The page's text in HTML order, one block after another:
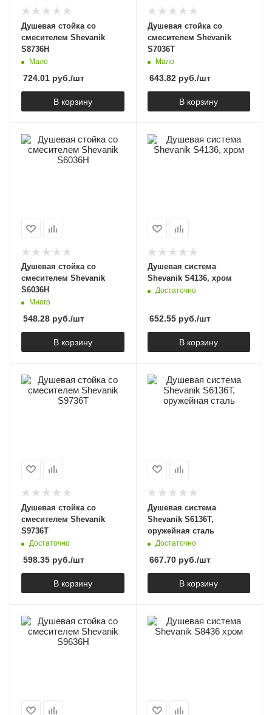
Душевая стойка со
смесителем Shevanik
S8736H
Мало
724.01 руб./шт
В корзину
Душевая стойка со
смесителем Shevanik
S7036T
Мало
643.82руб./шт
В корзину
Душевая стойка со
смесителем Shevanik
S6036H
Много
548.28 руб./шт
В корзину
Душевая система
Shevanik S4136, хром
Достаточно
652.55руб./шт
В корзину
Душевая стойка со
смесителем Shevanik
S9736T
Достаточно
598.35 руб./шт
В корзину
Душевая система
Shevanik S6136T,
оружейная сталь
Достаточно
667.70руб./шт
В корзину